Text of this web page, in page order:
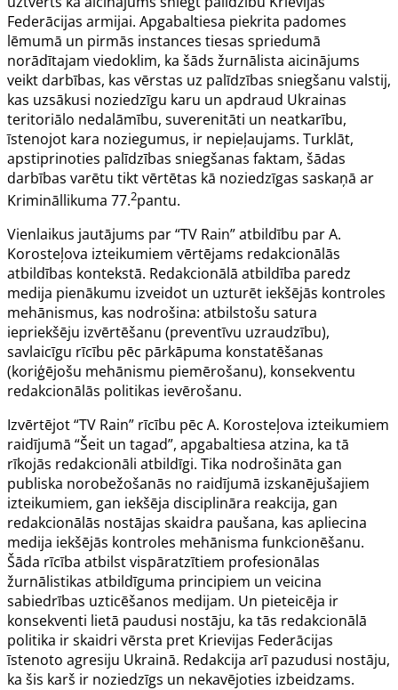
Federācijas armijai. Apgabaltiesa piekrita padomes
lēmumā un pirmās instances tiesas spriedumā
norādītajam viedoklim, ka šāds žurnālista aicinājums
veikt darbības, kas vērstas uz palīdzības sniegšanu valstij,
kas uzsākusi noziedzīgu karu un apdraud Ukrainas
teritoriālo nedalāmību, suverenitāti un neatkarību,
īstenojot kara noziegumus, ir nepieļaujams. Turklāt,
apstiprinoties palīdzības sniegšanas faktam, šādas
darbības varētu tikt vērtētas kā noziedzīgas saskaņā ar
Krimināllikuma 77.2pantu.
Vienlaikus jautājums par “TV Rain” atbildību par A.
Korosteļova izteikumiem vērtējams redakcionālās
atbildības kontekstā. Redakcionālā atbildība paredz
medija pienākumu izveidot un uzturēt iekšējās kontroles
mehānismus, kas nodrošina: atbilstošu satura
iepriekšēju izvērtēšanu (preventīvu uzraudzību),
savlaicīgu rīcību pēc pārkāpuma konstatēšanas
(koriģējošu mehānismu piemērošanu), konsekventu
redakcionālās politikas ievērošanu.
Izvērtējot “TV Rain” rīcību pēc A. Korosteļova izteikumiem
raidījumā “Šeit un tagad”, apgabaltiesa atzina, ka tā
rīkojās redakcionāli atbildīgi. Tika nodrošināta gan
publiska norobežošanās no raidījumā izskanējušajiem
izteikumiem, gan iekšēja disciplināra reakcija, gan
redakcionālās nostājas skaidra paušana, kas apliecina
medija iekšējās kontroles mehānisma funkcionēšanu.
Šāda rīcība atbilst vispāratzītiem profesionālas
žurnālistikas atbildīguma principiem un veicina
sabiedrības uzticēšanos medijam. Un pieteicēja ir
konsekventi lietā paudusi nostāju, ka tās redakcionālā
politika ir skaidri vērsta pret Krievijas Federācijas
īstenoto agresiju Ukrainā. Redakcija arī pazudusi nostāju,
ka šis karš ir noziedzīgs un nekavējoties izbeidzams.